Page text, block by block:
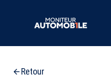
Retour